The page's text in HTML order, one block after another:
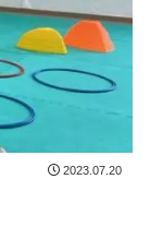
2023.07.20